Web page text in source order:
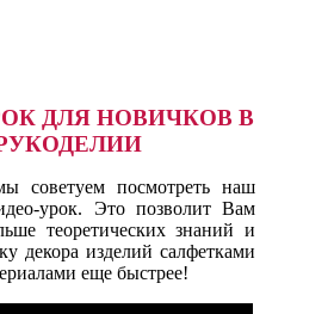
ДЛЯ НОВИЧКОВ В
советуем посмотреть наш
урок. Это позволит Вам
теоретических знаний и
декора изделий салфетками
еще быстрее!